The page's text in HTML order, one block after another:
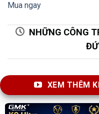
Mua ngay
NHỮNG CÔNG
XEM THÊM